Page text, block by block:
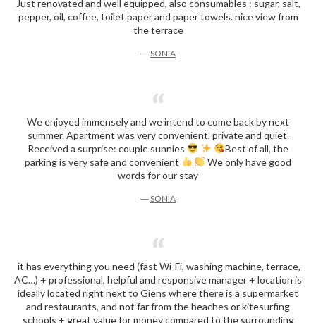
Just renovated and well equipped, also consumables : sugar, salt,
pepper, oil, coffee, toilet paper and paper towels. nice view from
the terrace
―SONIA
We enjoyed immensely and we intend to come back by next
summer. Apartment was very convenient, private and quiet.
Received a surprise: couple sunnies
Best of all, the
parking is very safe and convenient
We only have good
words for our stay
―SONIA
it has everything you need (fast Wi-Fi, washing machine, terrace,
AC…) + professional, helpful and responsive manager + location is
ideally located right next to Giens where there is a supermarket
and restaurants, and not far from the beaches or kitesurfing
schools + great value for money compared to the surrounding